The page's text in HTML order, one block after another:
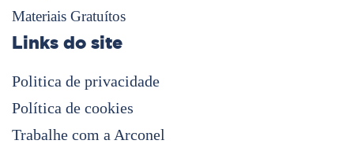
Materiais Gratuítos
Links do site
Politica de privacidade
Política de cookies
Trabalhe com a Arconel